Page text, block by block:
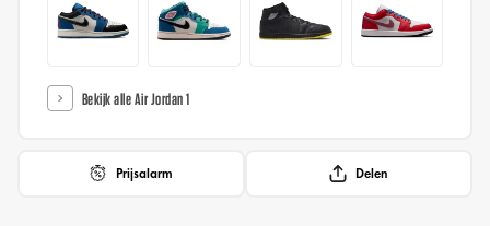
Bekijk alle Air Jordan 1
Prijsalarm Delen